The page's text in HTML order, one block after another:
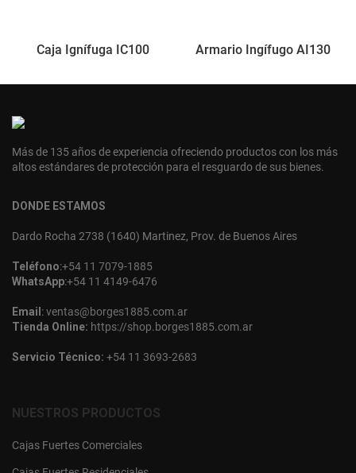
Caja Ignífuga IC100 Armario Ingífugo AI130
Más de 135 años de experiencia ofreciendo productos con los más
altos estándares de protección para el resguardo de sus bienes.
DONDE ESTAMOS
Dardo Rocha 2738 (1640) Martinez, Prov. de Buenos Aires
Teléfono:+54 11 7079-1885
WhatsApp:+54 11 4149-6476
Email :ventas@borges1885.com.ar
Tienda Online: https://shop.borges1885.com.ar
Servicio Técnico: +54 11 3693-2683
NUESTROS PRODUCTOS
Cajas Fuertes Comerciales